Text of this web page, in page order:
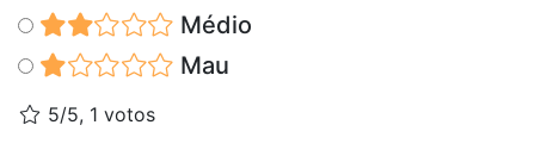
Médio
Mau
5/5, 1 votos